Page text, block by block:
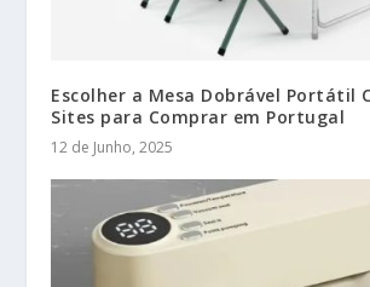
Escolher a Mesa Dobrável Portátil
Sites para Comprar em Portugal
12 de Junho, 2025